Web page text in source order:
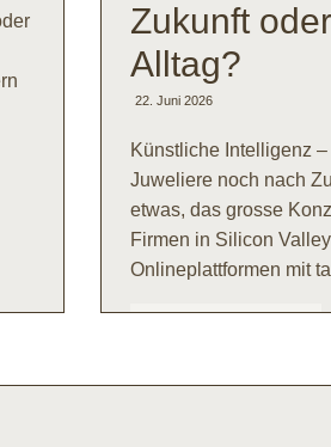
Zukunft
Alltag?
22. Juni 2026
Künstliche Intelligenz
Juweliere noch nach
etwas, das grosse
Firmen in Silicon
Onlineplattformen mit